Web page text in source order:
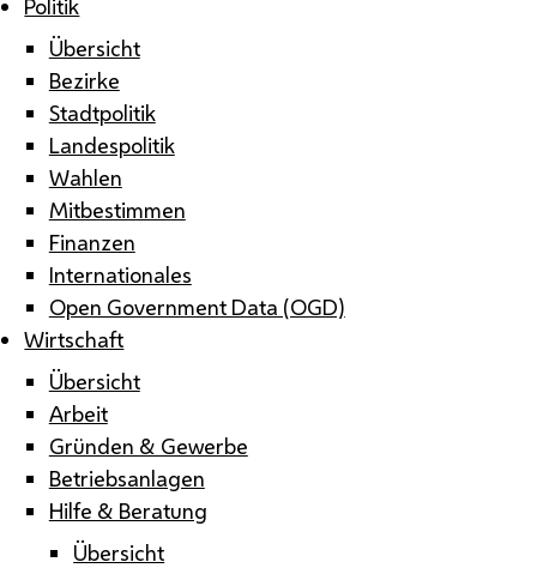
Übersicht
Bezirke
Stadtpolitik
Landespolitik
Wahlen
Mitbestimmen
Finanzen
Internationales
Open Government Data (OGD)
Wirtschaft
Übersicht
Arbeit
Gründen & Gewerbe
Betriebsanlagen
Hilfe & Beratung
Übersicht